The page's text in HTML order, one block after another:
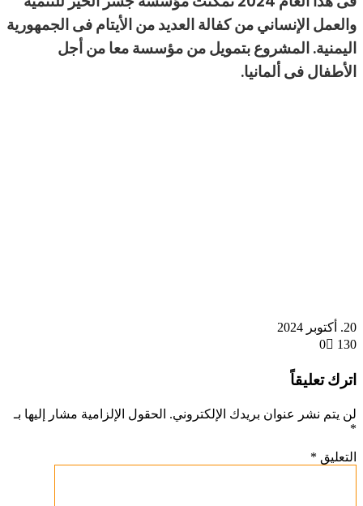
والعمل الإنساني من كفالة العديد من الأيتام فى الجمهورية
اليمنية. المشروع بتمويل من مؤسسة معا من أجل
الأطفال فى ألمانيا.
20. أكتوبر 2024
0
130
عبر
البريد
اترك تعليقاً
لن يتم نشر عنوان بريدك الإلكتروني. الحقول الإلزامية مشار إليها بـ
*
التعليق *